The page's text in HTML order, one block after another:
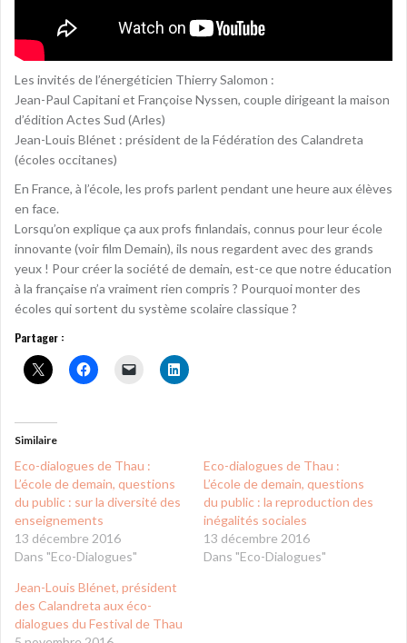
Les invités de l’énergéticien Thierry Salomon :
Jean-Paul Capitani et Françoise Nyssen, couple dirigeant la maison
d’édition Actes Sud (Arles)
Jean-Louis Blénet : président de la Fédération des Calandreta
(écoles occitanes)
En France, à l’école, les profs parlent pendant une heure aux élèves
en face.
Lorsqu’on explique ça aux profs finlandais, connus pour leur école
innovante (voir film Demain), ils nous regardent avec des grands
yeux ! Pour créer la société de demain, est-ce que notre éducation
à la française n’a vraiment rien compris ? Pourquoi monter des
écoles qui sortent du système scolaire classique ?
Partager :
Similaire
Eco-dialogues de Thau :
L’école de demain, questions
du public : sur la diversité des
enseignements
13 décembre 2016
Dans "Eco-Dialogues"
Eco-dialogues de Thau :
L’école de demain, questions
du public : la reproduction des
inégalités sociales
13 décembre 2016
Dans "Eco-Dialogues"
Jean-Louis Blénet, président
des Calandreta aux éco-
dialogues du Festival de Thau